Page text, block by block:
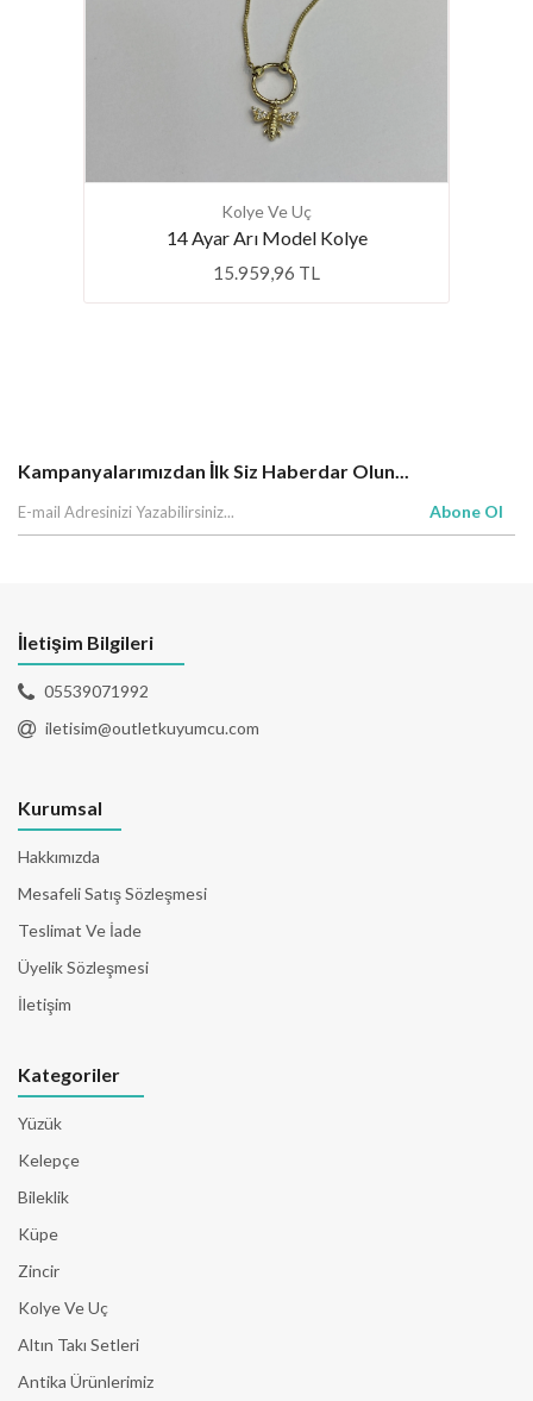
Kolye Ve Uç
14 Ayar Arı Model Kolye
15.959,96 TL
Kampanyalarımızdan İlk Siz Haberdar Olun...
Abone Ol
İletişim Bilgileri
05539071992
iletisim@outletkuyumcu.com
Kurumsal
Hakkımızda
Mesafeli Satış Sözleşmesi
Teslimat Ve İade
Üyelik Sözleşmesi
İletişim
Kategoriler
Yüzük
Kelepçe
Bileklik
Küpe
Zincir
Kolye Ve Uç
Altın Takı Setleri
Antika Ürünlerimiz